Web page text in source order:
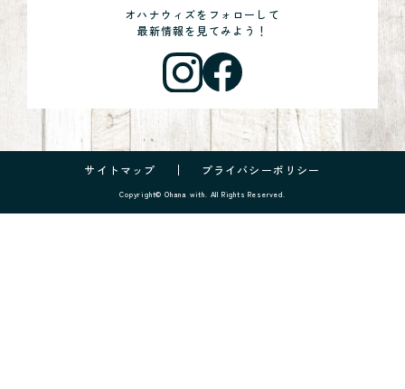
オハナウィズをフォローして
最新情報を見てみよう！
サイトマップ プライバシーポリシー
Copyright© Ohana with. All Rights Reserved.